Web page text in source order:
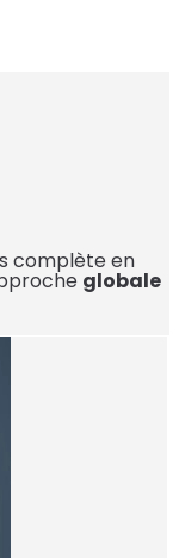
complète en
globale